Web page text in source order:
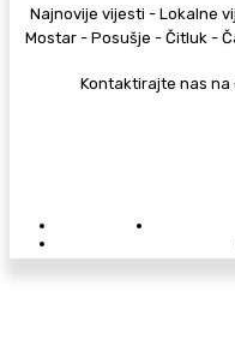
Najnovije vijesti - Lokalne
Mostar - Posušje - Čitluk -
Kontaktirajte nas na